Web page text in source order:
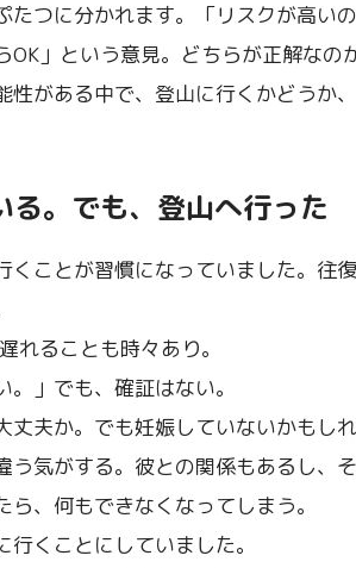
たつに分かれます。「リスクが高い
」という意見。どちらが正解なの
がある中で、登山に行くかどうか
。でも、登山へ行った
くことが習慣になっていました。往
れることも時々あり。
。」でも、確証はない。
丈夫か。でも妊娠していないかもし
う気がする。彼との関係もあるし、
、何もできなくなってしまう。
くことにしていました。